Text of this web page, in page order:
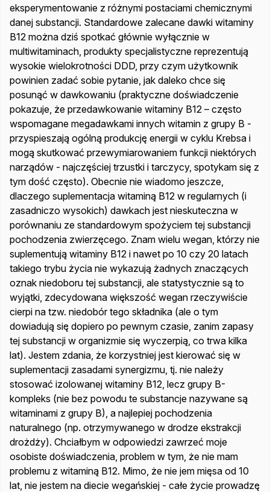
eksperymentowanie z różnymi postaciami chemicznymi
danej substancji. Standardowe zalecane dawki witaminy
B12 można dziś spotkać głównie wyłącznie w
multiwitaminach, produkty specjalistyczne reprezentują
wysokie wielokrotności DDD, przy czym użytkownik
powinien zadać sobie pytanie, jak daleko chce się
posunąć w dawkowaniu (praktyczne doświadczenie
pokazuje, że przedawkowanie witaminy B12 – często
wspomagane megadawkami innych witamin z grupy B -
przyspieszają ogólną produkcję energii w cyklu Krebsa i
mogą skutkować przewymiarowaniem funkcji niektórych
narządów - najczęściej trzustki i tarczycy, spotykam się z
tym dość często). Obecnie nie wiadomo jeszcze,
dlaczego suplementacja witaminą B12 w regularnych (i
zasadniczo wysokich) dawkach jest nieskuteczna w
porównaniu ze standardowym spożyciem tej substancji
pochodzenia zwierzęcego. Znam wielu wegan, którzy nie
suplementują witaminy B12 i nawet po 10 czy 20 latach
takiego trybu życia nie wykazują żadnych znaczących
oznak niedoboru tej substancji, ale statystycznie są to
wyjątki, zdecydowana większość wegan rzeczywiście
cierpi na tzw. niedobór tego składnika (ale o tym
dowiadują się dopiero po pewnym czasie, zanim zapasy
tej substancji w organizmie się wyczerpią, co trwa kilka
lat). Jestem zdania, że korzystniej jest kierować się w
suplementacji zasadami synergizmu, tj. nie należy
stosować izolowanej witaminy B12, lecz grupy B-
kompleks (nie bez powodu te substancje nazywane są
witaminami z grupy B), a najlepiej pochodzenia
naturalnego (np. otrzymywanego w drodze ekstrakcji
drożdży). Chciałbym w odpowiedzi zawrzeć moje
osobiste doświadczenia, problem w tym, że nie mam
problemu z witaminą B12. Mimo, że nie jem mięsa od 10
lat, nie jestem na diecie wegańskiej - całe życie prowadzę